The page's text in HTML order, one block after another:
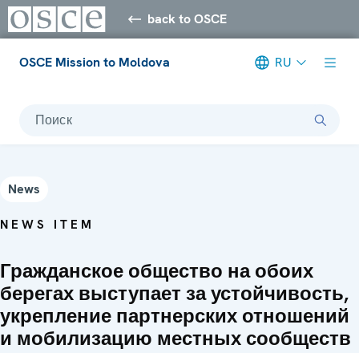
back to OSCE
OSCE Mission to Moldova RU
Поиск
News
NEWS ITEM
Гражданское общество на обоих
берегах выступает за устойчивость,
укрепление партнерских отношений
и мобилизацию местных сообществ